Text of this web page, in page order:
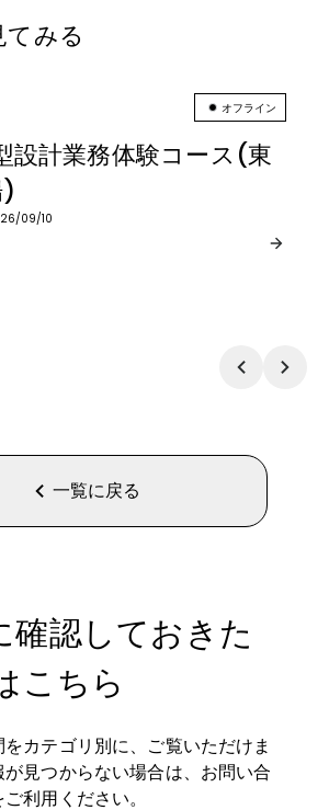
みる
オフライン
設計業務体験コース(東
09/10
一覧に戻る
確認しておきた
こちら
カテゴリ別に、ご覧いただけま
見つからない場合は、お問い合
利用ください。